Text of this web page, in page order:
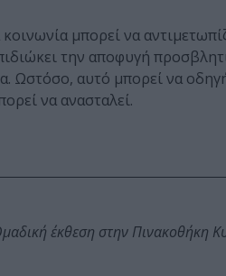
μπορεί να
την αποφυγή
αυτό μπορεί να
να ανασταλεί.
έκθεση στην Πινακοθήκη